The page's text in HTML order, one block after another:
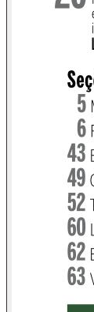
meu
manter armas
rádio, e, claro,
sabendo de
Cristovam
Sérgio Souza,
inversões de
propondo
sitiantes a
convencer, a
que a raiz de
nós erramos,
NÃO ao
cento dos
refrescado,
federação o
de
No meu